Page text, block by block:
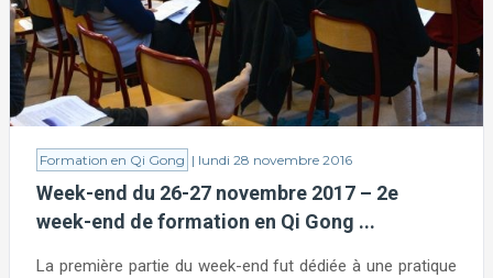
Formation en Qi Gong | lundi 28 novembre 2016
Week-end du 26-27 novembre 2017 – 2e
week-end de formation en Qi Gong ...
La première partie du week-end fut dédiée à une pratique